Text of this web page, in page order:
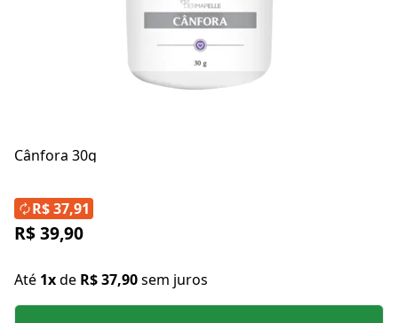
Cânfora 30g
R$ 39,90
Até 1xde R$ 37,90sem juros
R$ 37,91